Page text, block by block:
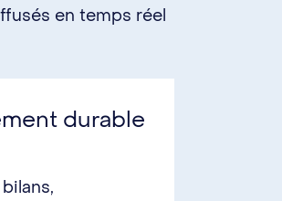
en temps réel
durable